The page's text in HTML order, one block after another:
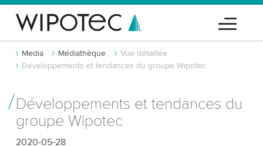
Media Médiathèque
Vue détaillée
Développements et tendances du groupe Wipotec
Développements et tendances du
groupe Wipotec
2020-05-28